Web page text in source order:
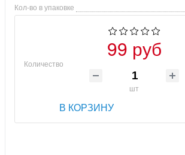
Кол-во в упаковке
99 руб
Количество
шт
В КОРЗИНУ